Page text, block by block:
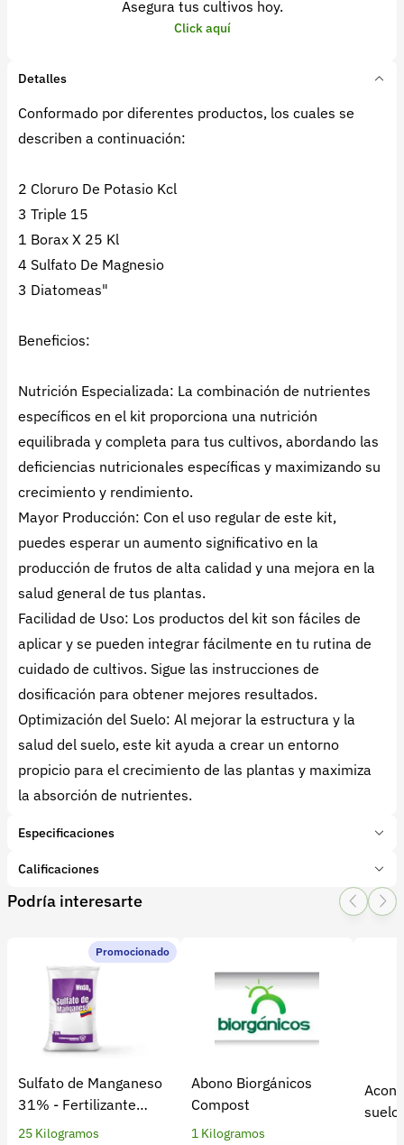
Asegura tus cultivos hoy.
Click aquí
Detalles
Conformado por diferentes productos, los cuales se
describen a continuación:
2 Cloruro De Potasio Kcl
3 Triple 15
1 Borax X 25 Kl
4 Sulfato De Magnesio
3 Diatomeas"
Beneficios:
Nutrición Especializada: La combinación de nutrientes
específicos en el kit proporciona una nutrición
equilibrada y completa para tus cultivos, abordando las
deficiencias nutricionales específicas y maximizando su
crecimiento y rendimiento.
Mayor Producción: Con el uso regular de este kit,
puedes esperar un aumento significativo en la
producción de frutos de alta calidad y una mejora en la
salud general de tus plantas.
Facilidad de Uso: Los productos del kit son fáciles de
aplicar y se pueden integrar fácilmente en tu rutina de
cuidado de cultivos. Sigue las instrucciones de
dosificación para obtener mejores resultados.
Optimización del Suelo: Al mejorar la estructura y la
salud del suelo, este kit ayuda a crear un entorno
propicio para el crecimiento de las plantas y maximiza
la absorción de nutrientes.
Especificaciones
Marca:
Génerica
Tipo de producto:Insumo
Subcategoría:Edáficos
Características adicionales
Etapa del cultivo:
Producción
Elementos: Potasio
Forma física:Granulado
Calificaciones
1 Star
2 Star
3 Star4 Star
0 calificaciones
5 Estrellas
3 Estrellas
2 Estrellas
1 Estrellas
Podría interesarte
Promocionado
Sulfato de Manganeso
31% - Fertilizante
soluble para cultivos
25 Kilogramos
Abono Biorgánicos
Compost
1 Kilogramos
suelo